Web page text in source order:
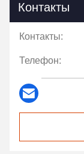
Контакты
Контакты:
Телефон: